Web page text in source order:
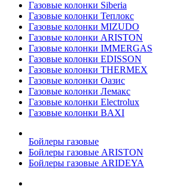
Газовые колонки Siberia
Газовые колонки Теплокс
Газовые колонки MIZUDO
Газовые колонки ARISTON
Газовые колонки IMMERGAS
Газовые колонки EDISSON
Газовые колонки THERMEX
Газовые колонки Оазис
Газовые колонки Лемакс
Газовые колонки Electrolux
Газовые колонки BAXI
Бойлеры газовые
Бойлеры газовые ARISTON
Бойлеры газовые ARIDEYA